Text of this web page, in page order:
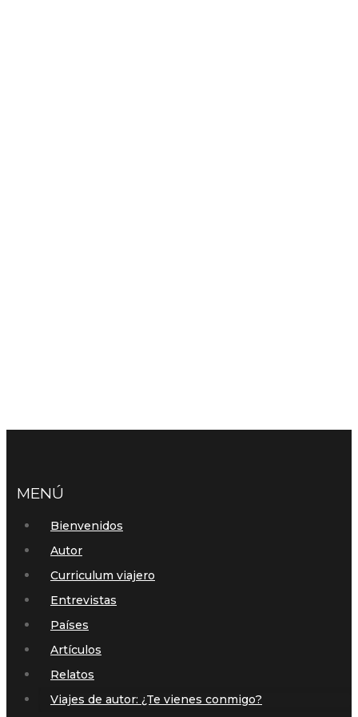
MENÚ
Bienvenidos
Autor
Curriculum viajero
Entrevistas
Países
Artículos
Relatos
Viajes de autor: ¿Te vienes conmigo?